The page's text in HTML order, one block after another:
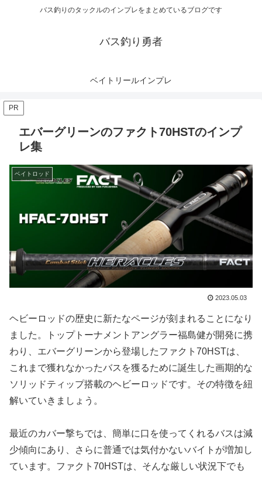
バス釣りのタックルのインプレをまとめているブログです
バス釣り勇者
ベイトリールインプレ
PR
エバーグリーンのファクト70HSTのインプ
レ集
ベイトロッド
2023.05.03
ヘビーロッドの歴史に新たなページが刻まれることになり
ました。トップトーナメントアングラー福島健が開発に携
わり、エバーグリーンから登場したファクト70HSTは、
これまで獲れなかったバスを獲るために誕生した画期的な
ソリッドティップ搭載のヘビーロッドです。その特徴を紐
解いていきましょう。
最近のカバー撃ちでは、簡単に口を使ってくれるバスは減
少傾向にあり、さらに普通では気付かないバイトが増加し
ています。ファクト70HSTは、そんな厳しい状況下でも